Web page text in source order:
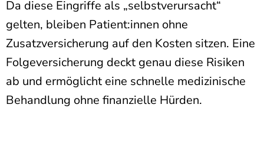
Da diese Eingriffe als „selbstverursacht“
gelten, bleiben Patient:innen ohne
Zusatzversicherung auf den Kosten sitzen. Eine
Folgeversicherung deckt genau diese Risiken
ab und ermöglicht eine schnelle medizinische
Behandlung ohne finanzielle Hürden.